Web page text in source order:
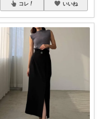
コレ いいね